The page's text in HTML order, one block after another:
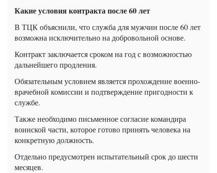
Какие условия контракта после 60 лет
В ТЦК объяснили, что служба для мужчин после 60 лет
возможна исключительно на добровольной основе.
Контракт заключается сроком на год с возможностью
дальнейшего продления.
Обязательным условием является прохождение военно-
врачебной комиссии и подтверждение пригодности к
службе.
Также необходимо письменное согласие командира
воинской части, которое готово принять человека на
конкретную должность.
Отдельно предусмотрен испытательный срок до шести
месяцев.